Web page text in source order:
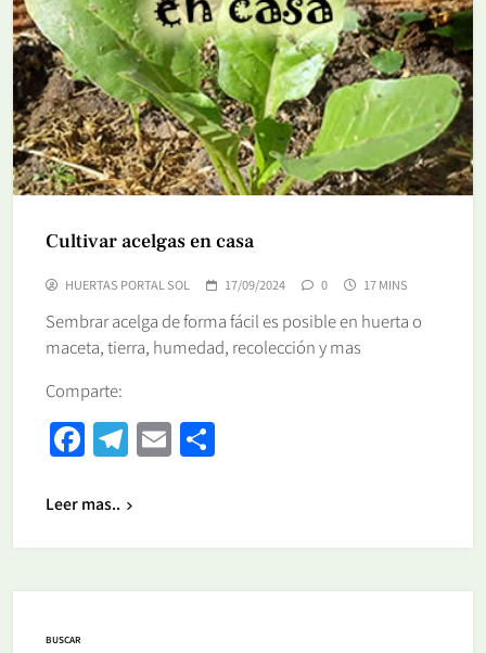
Cultivar acelgas en casa
HUERTAS PORTAL SOL 17/09/2024 0 17 MINS
Sembrar acelga de forma fácil es posible en huerta o
maceta, tierra, humedad, recolección y mas
Comparte:
Facebook
Telegram
Email
Leer mas..
BUSCAR